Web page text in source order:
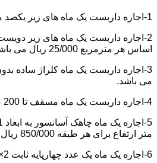
1-اجاره داربست یک ماه های زیر یکصد مترمربع و یا کمتر از یک ماه مقطوع 4/500/000 ریال می باشد.
اساس هر مترمربع 25/000 ریال می باشد.
می باشد.
4-اجاره داربست یک ماه مسقف تا 200 مترمکعب 6/500/000 ریال و مازاد بر آن هر مترمکعب 18/000 ریال می باشد.
متر ارتفاع برای هر طبقه 850/000 ریال می باشد.
6-اجاره یک ماه یک عدد چهارپایه ثابت 2×2 یا 3×3 مقطوع 4/500/000 ریال می باشد.